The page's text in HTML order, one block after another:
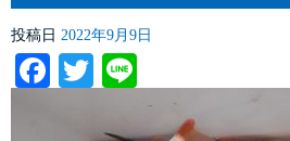
投稿日 2022年9月9日
Facebook
Twitter